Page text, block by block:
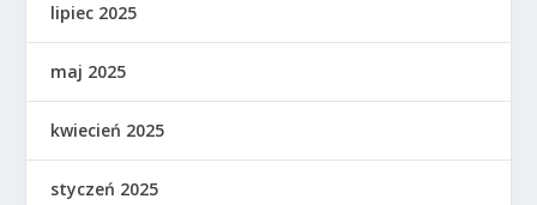
lipiec 2025
maj 2025
kwiecień 2025
styczeń 2025